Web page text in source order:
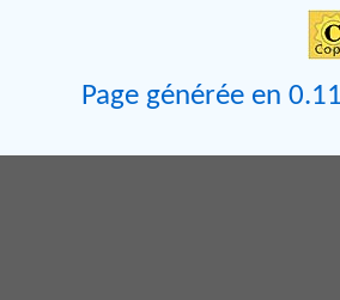
Page générée en